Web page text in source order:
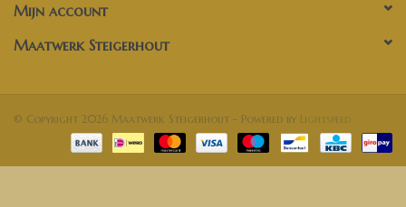
Mijn account
Maatwerk Steigerhout
© Copyright 2026 Maatwerk Steigerhout - Powered by Lightspeed